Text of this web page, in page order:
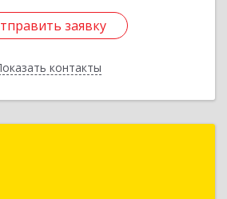
заявку
контакты
заявку
Назад
край, Георгиевск г,